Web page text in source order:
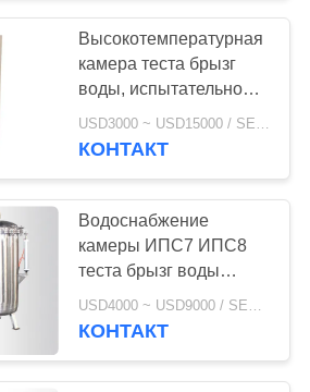
Высокотемпературная
камера теста брызг
воды, испытательное
оборудование
8514109000 Ипкс9К
КОНТАКТ
Водоснабжение
камеры ИПС7 ИПС8
теста брызг воды
Эльктроник
автоматическое
USD4000 ~ USD9000 / SET MOQ:1 комплект
КОНТАКТ